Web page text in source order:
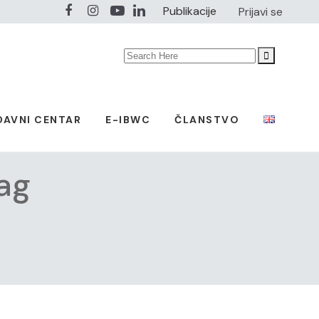
Publikacije Prijavi se
Search
CENTAR E-IBWC ČLANSTVO